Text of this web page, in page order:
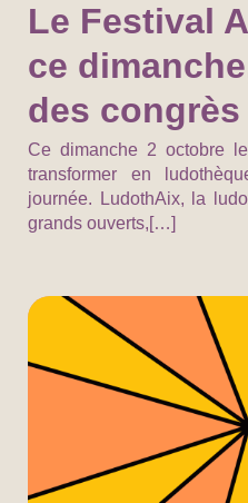
Le Festival
ce
des congrès
Ce dimanche 2 octobre
transformer en
journée. LudothAix, la
grands ouverts,[…]